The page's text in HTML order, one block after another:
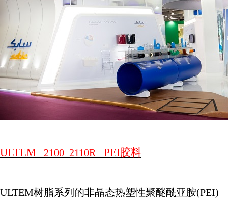
ULTEM 2100 2110R PEI胶料
ULTEM树脂系列的非晶态热塑性聚醚酰亚胺(PEI)